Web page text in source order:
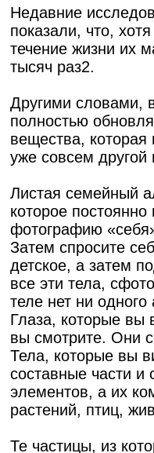
Недавние
показали, что,
течение жизни их
тысяч раз2.
Другими словами,
полностью
вещества,
уже совсем
Листая семейный
которое
фотографию
Затем спросите
детское, а затем
все эти тела,
теле нет ни
Глаза, которые вы
вы смотрите. Они
Тела, которые вы
составные части
элементов, а их
растений, птиц,
Те частицы, из